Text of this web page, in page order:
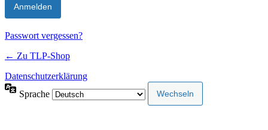
Passwort vergessen?
← Zu TLP-Shop
Datenschutzerklärung
Sprache